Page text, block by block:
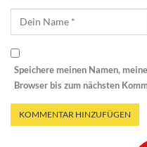
Speichere meinen Namen,
Browser bis zum nächsten